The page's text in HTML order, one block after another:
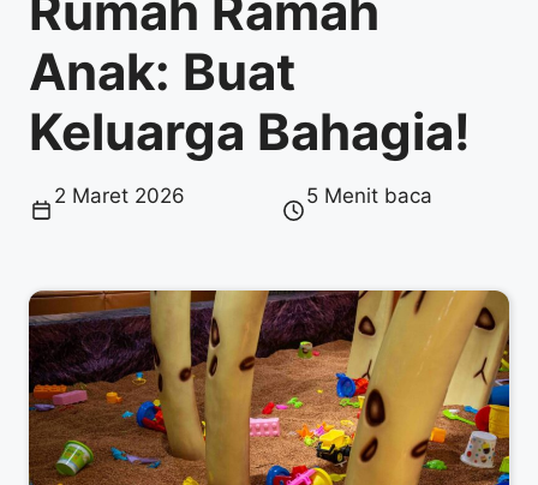
Anak: Buat
Keluarga Bahagia!
2 Maret 2026 5 Menit baca